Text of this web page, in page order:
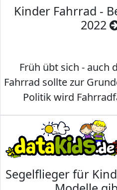
Kinder Fahrrad -
2022
Früh übt sich - auch
Fahrrad sollte zur
Politik wird
Segelflieger für